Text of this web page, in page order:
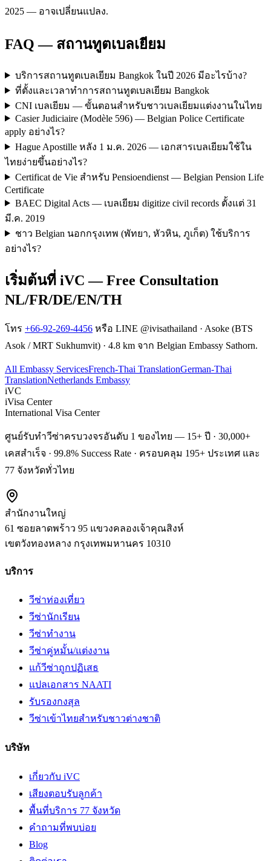
2025 — อาจเปลี่ยนแปลง.
FAQ — สถานทูตเบลเยียม
บริการสถานทูตเบลเยียม Bangkok ในปี 2026 มีอะไรบ้าง?
ที่ตั้งและเวลาทำการสถานทูตเบลเยียม Bangkok
CNI เบลเยียม — ขั้นตอนสำหรับชาวเบลเยียมแต่งงานในไทย
Casier Judiciaire (Modèle 596) — Belgian Police Certificate
apply อย่างไร?
Hague Apostille หลัง 1 ม.ค. 2026 — เอกสารเบลเยียมใช้ใน
ไทยง่ายขึ้นอย่างไร?
Certificat de Vie สำหรับ Pensioendienst — Belgian Pension Life
Certificate
BAEC Digital Acts — เบลเยียม digitize civil records ตั้งแต่ 31
มี.ค. 2019
ชาว Belgian นอกกรุงเทพ (พัทยา, หัวหิน, ภูเก็ต) ใช้บริการ
อย่างไร?
เริ่มต้นที่ iVC — Free Consultation
NL/FR/DE/EN/TH
โทร +66-92-269-4456 หรือ LINE @ivisathailand · Asoke (BTS
Asok / MRT Sukhumvit) · 4.8 km จาก Belgian Embassy Sathorn.
All Embassy ServicesFrench-Thai TranslationGerman-Thai
TranslationNetherlands Embassy
iVC
iVisa Center
International Visa Center
ศูนย์รับทำวีซ่าครบวงจรอันดับ 1 ของไทย — 15+ ปี · 30,000+
เคสสำเร็จ · 99.8% Success Rate · ครอบคลุม 195+ ประเทศ และ
77 จังหวัดทั่วไทย
สำนักงานใหญ่
61 ซอยลาดพร้าว 95 แขวงคลองเจ้าคุณสิงห์
เขตวังทองหลาง กรุงเทพมหานคร 10310
บริการ
วีซ่าท่องเที่ยว
วีซ่านักเรียน
วีซ่าทำงาน
วีซ่าคู่หมั้น/แต่งงาน
แก้วีซ่าถูกปฏิเสธ
แปลเอกสาร NAATI
รับรองกงสุล
วีซ่าเข้าไทยสำหรับชาวต่างชาติ
บริษัท
เกี่ยวกับ iVC
เสียงตอบรับลูกค้า
พื้นที่บริการ 77 จังหวัด
คำถามที่พบบ่อย
Blog